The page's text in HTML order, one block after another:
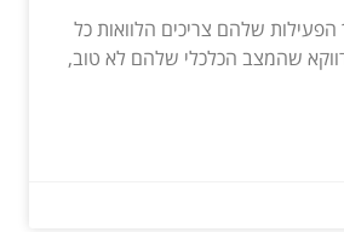
שלהם צריכים הלוואות כל
דווקא שהמצב הכלכלי שלהם לא טוב,